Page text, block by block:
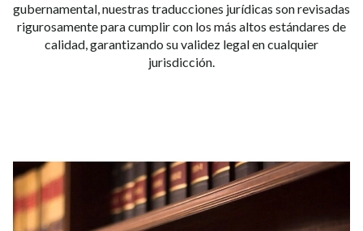
gubernamental, nuestras traducciones jurídicas son revisadas
rigurosamente para cumplir con los más altos estándares de
calidad, garantizando su validez legal en cualquier
jurisdicción.